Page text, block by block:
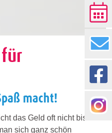
macht!
das Geld oft nicht bis zum
sich ganz schön